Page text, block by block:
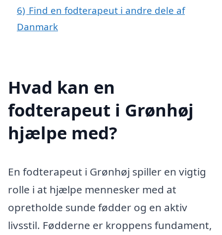
6) Find en fodterapeut i andre dele af
Danmark
Hvad kan en
fodterapeut i Grønhøj
hjælpe med?
En fodterapeut i Grønhøj spiller en vigtig
rolle i at hjælpe mennesker med at
opretholde sunde fødder og en aktiv
livsstil. Fødderne er kroppens fundament,